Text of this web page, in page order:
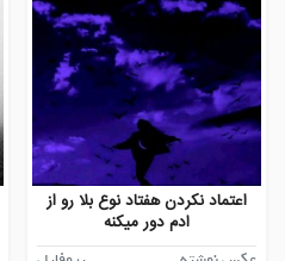
اعتماد نکردن هفتاد نوع بلا رو از
ادم دور میکنه